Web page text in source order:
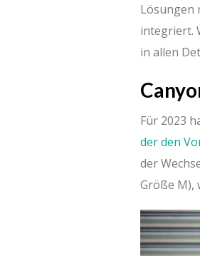
Lösungen
integriert.
in allen
Für 2023
der den
der
Größe M),